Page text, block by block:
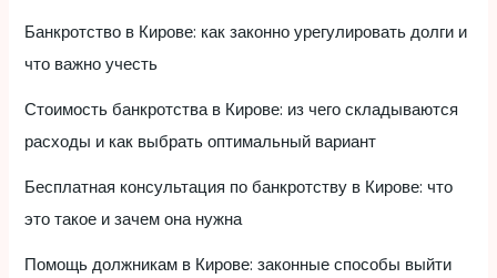
Банкротство в Кирове: как законно урегулировать долги и
что важно учесть
Стоимость банкротства в Кирове: из чего складываются
расходы и как выбрать оптимальный вариант
Бесплатная консультация по банкротству в Кирове: что
это такое и зачем она нужна
Помощь должникам в Кирове: законные способы выйти